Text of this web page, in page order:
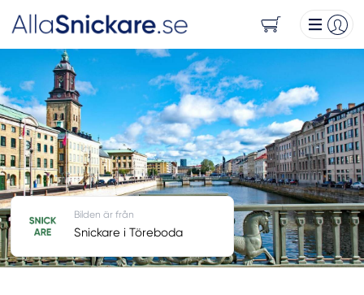
Bilden är från
Snickare i Töreboda